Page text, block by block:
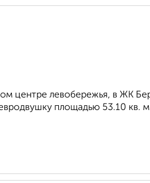
центре левобережья, в ЖК
площадью 53.10 кв. м